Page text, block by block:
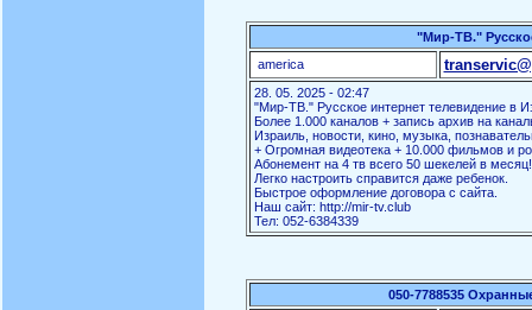
"Мир-ТВ."
america
28. 05. 2025 - 02:47
"Мир-ТВ." Русское интернет телевидение в
Более 1.000 каналов + запись архив на
Израиль, новости, кино, музыка,
+ Огромная видеотека + 10.000 фильмов и
Абонемент на 4 тв всего 50 шекелей в месяц!
Легко настроить справится даже ребенок.
Быстрое оформление договора с сайта.
Наш сайт: http://mir-tv.club
Тел: 052-6384339
050-7788535